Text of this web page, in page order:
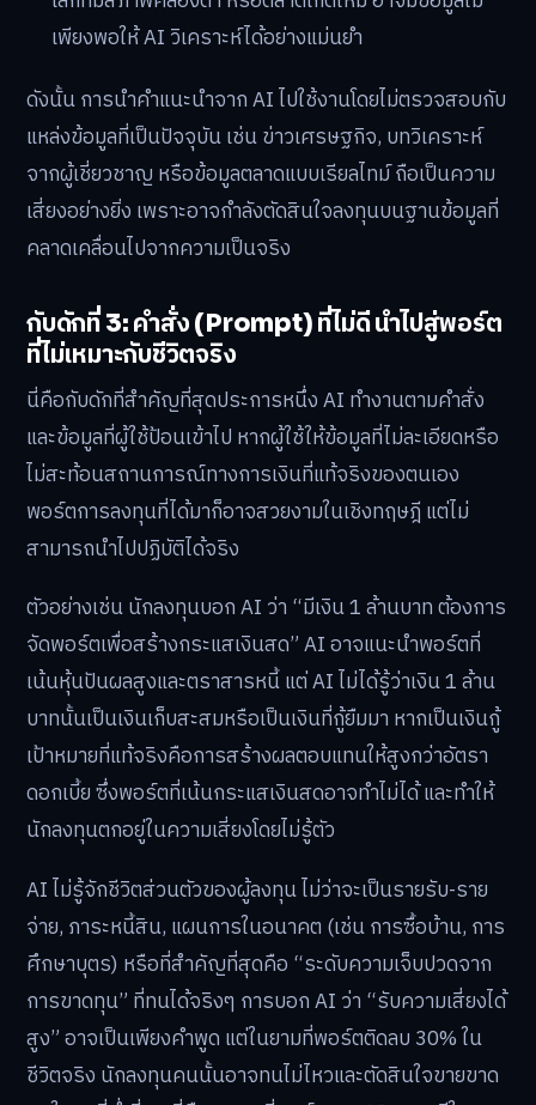
เพียงพอให้ AI วิเคราะห์ได้อย่างแม่นยำ
ดังนั้น การนำคำแนะนำจาก AI ไปใช้งานโดยไม่ตรวจสอบกับ
แหล่งข้อมูลที่เป็นปัจจุบัน เช่น ข่าวเศรษฐกิจ, บทวิเคราะห์
จากผู้เชี่ยวชาญ หรือข้อมูลตลาดแบบเรียลไทม์ ถือเป็นความ
เสี่ยงอย่างยิ่ง เพราะอาจกำลังตัดสินใจลงทุนบนฐานข้อมูลที่
คลาดเคลื่อนไปจากความเป็นจริง
กับดักที่ 3: คำสั่ง (Prompt) ที่ไม่ดี นำไปสู่พอร์ต
ที่ไม่เหมาะกับชีวิตจริง
นี่คือกับดักที่สำคัญที่สุดประการหนึ่ง AI ทำงานตามคำสั่ง
และข้อมูลที่ผู้ใช้ป้อนเข้าไป หากผู้ใช้ให้ข้อมูลที่ไม่ละเอียดหรือ
ไม่สะท้อนสถานการณ์ทางการเงินที่แท้จริงของตนเอง
พอร์ตการลงทุนที่ได้มาก็อาจสวยงามในเชิงทฤษฎี แต่ไม่
สามารถนำไปปฏิบัติได้จริง
ตัวอย่างเช่น นักลงทุนบอก AI ว่า “มีเงิน 1 ล้านบาท ต้องการ
จัดพอร์ตเพื่อสร้างกระแสเงินสด” AI อาจแนะนำพอร์ตที่
เน้นหุ้นปันผลสูงและตราสารหนี้ แต่ AI ไม่ได้รู้ว่าเงิน 1 ล้าน
บาทนั้นเป็นเงินเก็บสะสมหรือเป็นเงินที่กู้ยืมมา หากเป็นเงินกู้
เป้าหมายที่แท้จริงคือการสร้างผลตอบแทนให้สูงกว่าอัตรา
ดอกเบี้ย ซึ่งพอร์ตที่เน้นกระแสเงินสดอาจทำไม่ได้ และทำให้
นักลงทุนตกอยู่ในความเสี่ยงโดยไม่รู้ตัว
AI ไม่รู้จักชีวิตส่วนตัวของผู้ลงทุน ไม่ว่าจะเป็นรายรับ-ราย
จ่าย, ภาระหนี้สิน, แผนการในอนาคต (เช่น การซื้อบ้าน, การ
ศึกษาบุตร) หรือที่สำคัญที่สุดคือ “ระดับความเจ็บปวดจาก
การขาดทุน” ที่ทนได้จริงๆ การบอก AI ว่า “รับความเสี่ยงได้
สูง” อาจเป็นเพียงคำพูด แต่ในยามที่พอร์ตติดลบ 30% ใน
ชีวิตจริง นักลงทุนคนนั้นอาจทนไม่ไหวและตัดสินใจขายขาด